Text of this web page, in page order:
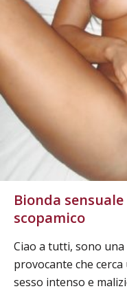
Bionda
scopamico
Ciao a tutti, sono
provocante che
sesso intenso e